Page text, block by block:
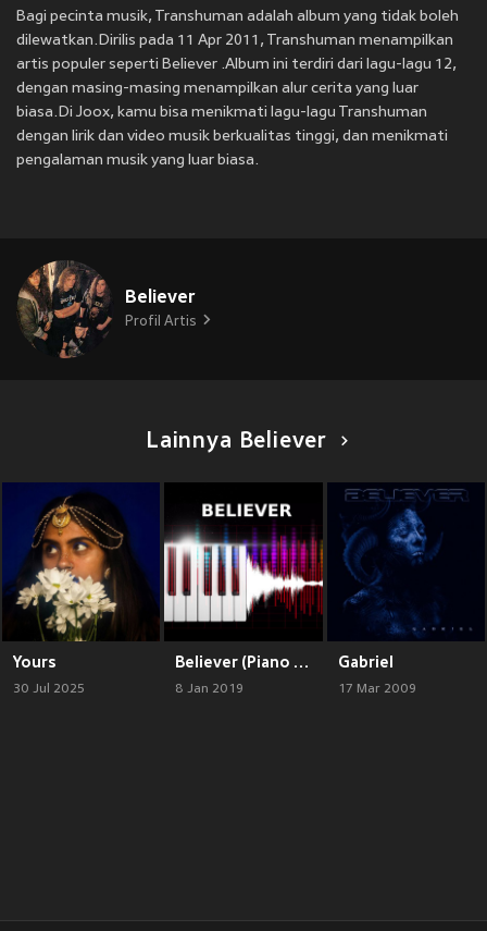
Bagi pecinta musik, Transhuman adalah album yang tidak boleh
dilewatkan.Dirilis pada 11 Apr 2011, Transhuman menampilkan
artis populer seperti Believer .Album ini terdiri dari lagu-lagu 12,
dengan masing-masing menampilkan alur cerita yang luar
biasa.Di Joox, kamu bisa menikmati lagu-lagu Transhuman
dengan lirik dan video musik berkualitas tinggi, dan menikmati
pengalaman musik yang luar biasa.
Believer
Profil Artis
Lainnya Believer
Yours
30 Jul 2025
Believer (Piano Version)
8 Jan 2019
Gabriel
17 Mar 2009